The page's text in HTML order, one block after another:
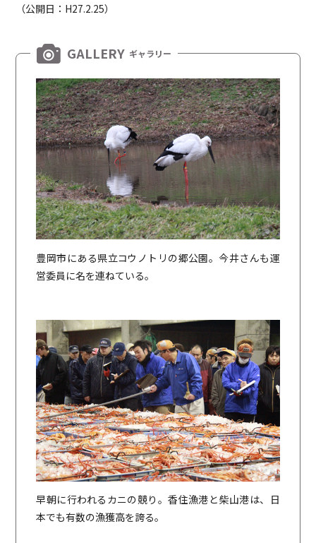
（公開日：H27.2.25）
GALLERY ギャラリー
豊岡市にある県立コウノトリの郷公園。今井さんも運
営委員に名を連ねている。
早朝に行われるカニの競り。香住漁港と柴山港は、日
本でも有数の漁獲高を誇る。